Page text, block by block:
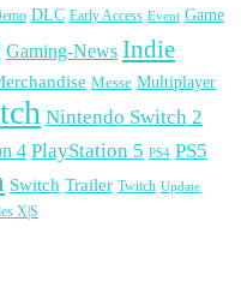
DLC Early Access Event Game
Gaming-News Indie
Messe Multiplayer
Nintendo Switch 2
4 PlayStation 5 PS4 PS5
Switch Trailer Twitch Update
X|S